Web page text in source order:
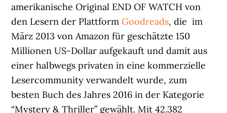
amerikanische Original END OF WATCH von
den Lesern der PlattformGoodreads, die im
März 2013 von Amazon für geschätzte 150
Millionen US-Dollar aufgekauft und damit aus
einer halbwegs privaten in eine kommerzielle
Lesercommunity verwandelt wurde, zum
besten Buch des Jahres 2016 in der Kategorie
“Mystery & Thriller” gewählt. Mit 42.382